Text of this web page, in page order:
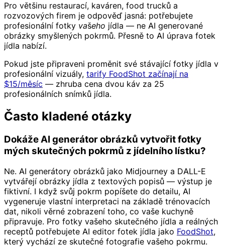
Pro většinu restaurací, kaváren, food trucků a
rozvozových firem je odpověď jasná: potřebujete
profesionální fotky vašeho jídla — ne AI generované
obrázky smyšlených pokrmů. Přesně to AI úprava fotek
jídla nabízí.
Pokud jste připraveni proměnit své stávající fotky jídla v
profesionální vizuály, tarify FoodShot začínají na
$15/měsíc — zhruba cena dvou káv za 25
profesionálních snímků jídla.
Často kladené otázky
Dokáže AI generátor obrázků vytvořit fotky
mých skutečných pokrmů z jídelního lístku?
Ne. AI generátory obrázků jako Midjourney a DALL-E
vytvářejí obrázky jídla z textových popisů — výstup je
fiktivní. I když svůj pokrm popíšete do detailu, AI
vygeneruje vlastní interpretaci na základě trénovacích
dat, nikoli věrné zobrazení toho, co vaše kuchyně
připravuje. Pro fotky vašeho skutečného jídla a reálných
receptů potřebujete AI editor fotek jídla jako FoodShot,
který vychází ze skutečné fotografie vašeho pokrmu.